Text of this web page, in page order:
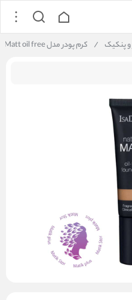
و پنکیک / کرم پودر مدل Natural Matt oil free شماره 20